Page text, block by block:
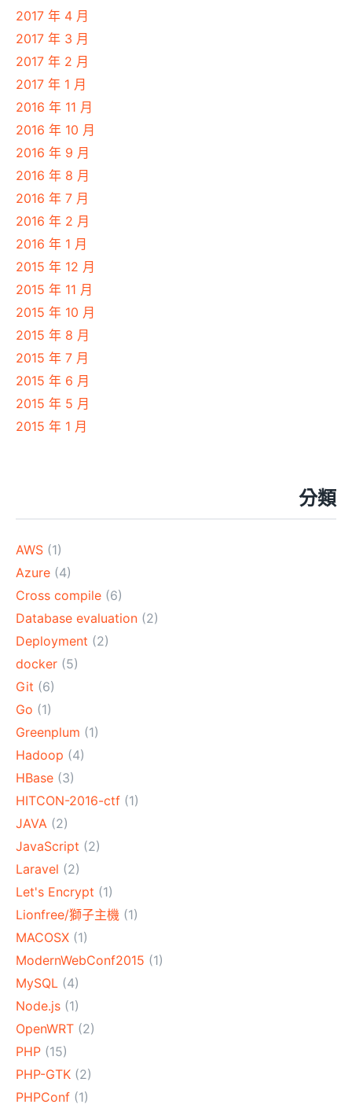
2017 年 4 月
2017 年 3 月
2017 年 2 月
2017 年 1 月
2016 年 11 月
2016 年 10 月
2016 年 9 月
2016 年 8 月
2016 年 7 月
2016 年 2 月
2016 年 1 月
2015 年 12 月
2015 年 11 月
2015 年 10 月
2015 年 8 月
2015 年 7 月
2015 年 6 月
2015 年 5 月
2015 年 1 月
分類
AWS (1)
Azure (4)
Cross compile (6)
Database evaluation (2)
Deployment (2)
docker (5)
Git (6)
Go (1)
Greenplum (1)
Hadoop (4)
HBase (3)
HITCON-2016-ctf (1)
JAVA (2)
JavaScript (2)
Laravel (2)
Let's Encrypt (1)
Lionfree/獅子主機 (1)
MACOSX (1)
ModernWebConf2015 (1)
MySQL (4)
Node.js (1)
OpenWRT (2)
PHP (15)
PHP-GTK (2)
PHPConf (1)